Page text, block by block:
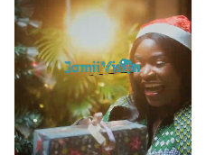
Couple africain célébrant Noël